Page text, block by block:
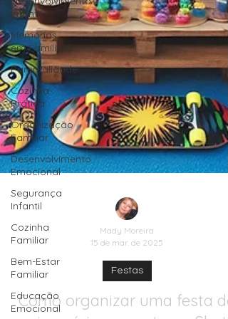
Infantil
Memórias
em Família
Parentalidade
Cozinha
Prática
Organização
Familiar
Desenvolvimento
Emocional
Segurança
Infantil
Cozinha
Familiar
Bem-Estar
Familiar
Educação
Emocional
15 de mar. de 2025
Festas